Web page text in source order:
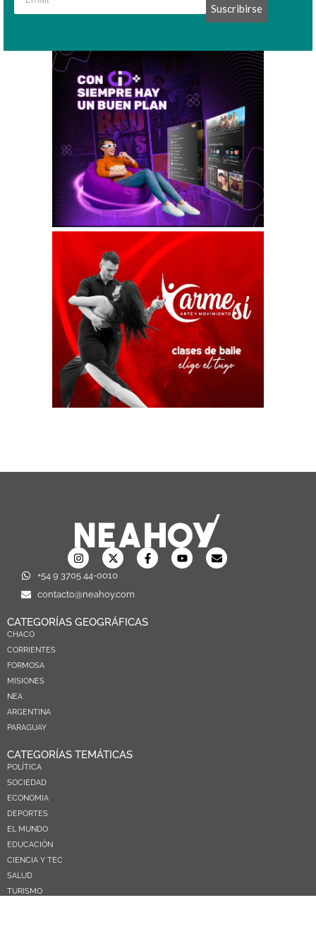
Suscribirse
+54 9 3705 44-0010
contacto@neahoy.com
CATEGORÍAS GEOGRÁFICAS
CHACO
CORRIENTES
FORMOSA
MISIONES
NEA
ARGENTINA
PARAGUAY
CATEGORÍAS TEMÁTICAS
POLÍTICA
SOCIEDAD
ECONOMIA
DEPORTES
EL MUNDO
EDUCACIÓN
CIENCIA Y TEC
SALUD
TURISMO